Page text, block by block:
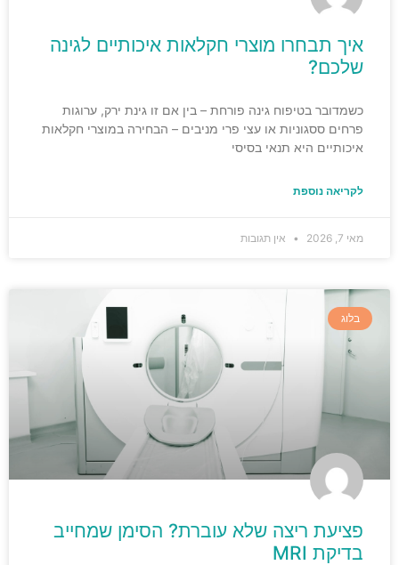
איך תבחרו מוצרי חקלאות איכותיים לגינה
שלכם?
כשמדובר בטיפוח גינה פורחת – בין אם זו גינת ירק, ערוגות
פרחים ססגוניות או עצי פרי מניבים – הבחירה במוצרי חקלאות
איכותיים היא תנאי בסיסי
לקריאה נוספת
מאי 7, 2026 אין תגובות
בלוג
פציעת ריצה שלא עוברת? הסימן שמחייב
בדיקת MRI